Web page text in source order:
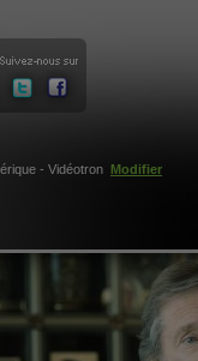
- Vidéotron Modifier